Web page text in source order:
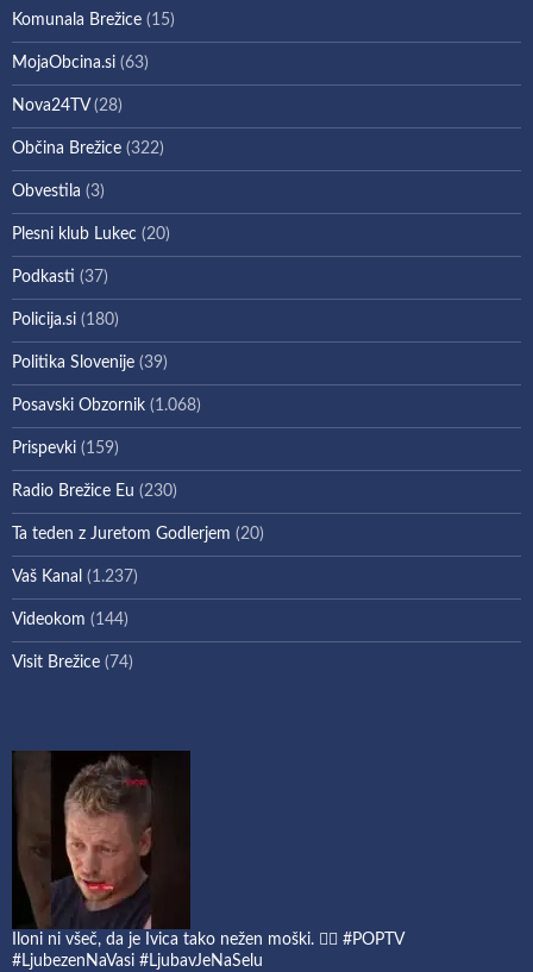
Komunala Brežice (15)
MojaObcina.si (63)
Nova24TV(28)
Občina Brežice (322)
Obvestila (3)
Plesni klub Lukec (20)
Podkasti (37)
Policija.si (180)
Politika Slovenije (39)
Posavski Obzornik (1.068)
Prispevki (159)
Radio Brežice Eu (230)
Ta teden z Juretom Godlerjem (20)
Vaš Kanal (1.237)
Videokom (144)
Visit Brežice (74)
Iloni ni všeč, da je Ivica tako nežen moški. 🤷‍♀️ #POPTV
#LjubezenNaVasi #LjubavJeNaSelu